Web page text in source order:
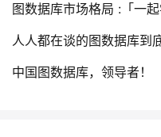
图数据库市场格局 :「一
人人都在谈的图数据库到
中国图数据库，领导者！